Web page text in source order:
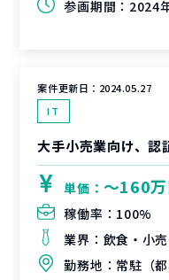
参画期間： 2024
案件更新日： 2024.05.27
IT
大手小売業向け、認
単価： 〜160
稼働率： 100%
業界： 飲食・小売
勤務地： 常駐（都